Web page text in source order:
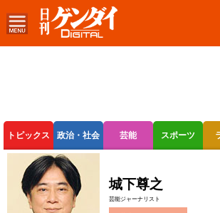
トピックス 政治・社会 芸能 スポーツ
ボートレース
城下尊之
芸能ジャーナリスト